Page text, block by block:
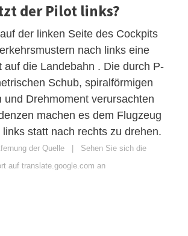
der Pilot links?
der linken Seite des Cockpits
nach links eine
auf die Landebahn . Die durch P-
Schub, spiralförmigen
und Drehmoment verursachten
machen es dem Flugzeug
links statt nach rechts zu drehen.
der Quelle | Sehen Sie sich die
auf translate.google.com an